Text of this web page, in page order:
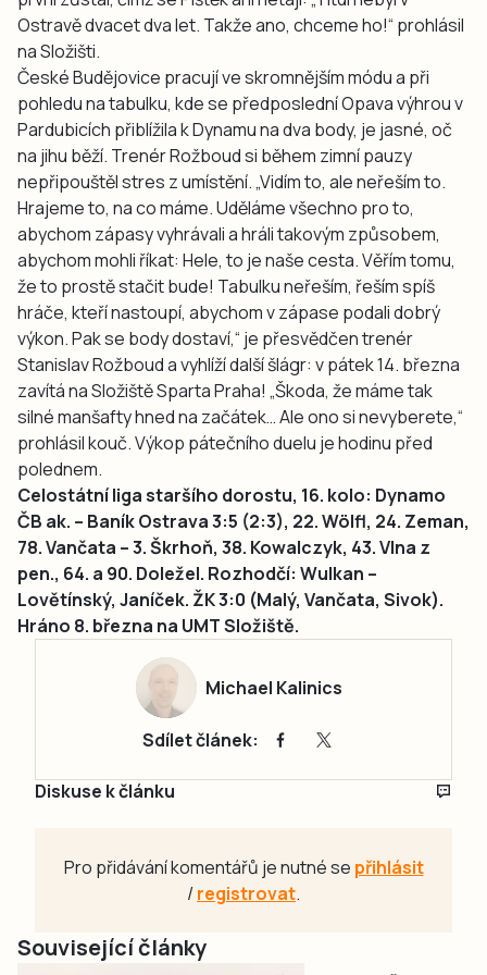
Ostravě dvacet dva let. Takže ano, chceme ho!“ prohlásil
na Složišti.
České Budějovice pracují ve skromnějším módu a při
pohledu na tabulku, kde se předposlední Opava výhrou v
Pardubicích přiblížila k Dynamu na dva body, je jasné, oč
na jihu běží. Trenér Rožboud si během zimní pauzy
nepřipouštěl stres z umístění. „Vidím to, ale neřeším to.
Hrajeme to, na co máme. Uděláme všechno pro to,
abychom zápasy vyhrávali a hráli takovým způsobem,
abychom mohli říkat: Hele, to je naše cesta. Věřím tomu,
že to prostě stačit bude! Tabulku neřeším, řeším spíš
hráče, kteří nastoupí, abychom v zápase podali dobrý
výkon. Pak se body dostaví,“ je přesvědčen trenér
Stanislav Rožboud a vyhlíží další šlágr: v pátek 14. března
zavítá na Složiště Sparta Praha! „Škoda, že máme tak
silné manšafty hned na začátek… Ale ono si nevyberete,“
prohlásil kouč. Výkop pátečního duelu je hodinu před
polednem.
Celostátní liga staršího dorostu, 16. kolo: Dynamo
ČB ak. – Baník Ostrava 3:5 (2:3), 22. Wölfl, 24. Zeman,
78. Vančata – 3. Škrhoň, 38. Kowalczyk, 43. Vlna z
pen., 64. a 90. Doležel. Rozhodčí: Wulkan –
Lovětínský, Janíček. ŽK 3:0 (Malý, Vančata, Sivok).
Hráno 8. března na UMT Složiště.
Michael Kalinics
Sdílet článek:
Diskuse k článku
Pro přidávání komentářů je nutné se přihlásit
/registrovat.
Související články